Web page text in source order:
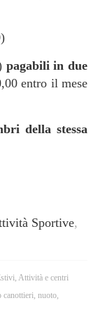
pagabili in due
entro il mese
della stessa
Sportive,
Attività e centri
canottieri nuoto